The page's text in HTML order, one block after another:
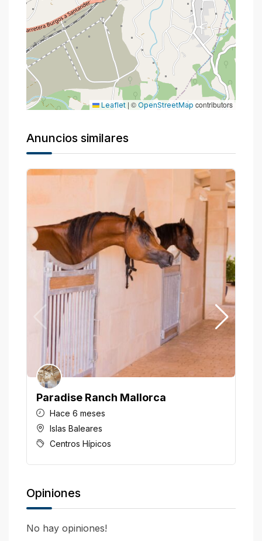
Leaflet | © OpenStreetMap contributors
Anuncios similares
Paradise Ranch Mallorca
Hace 6 meses
Islas Baleares
Centros Hípicos
Opiniones
No hay opiniones!